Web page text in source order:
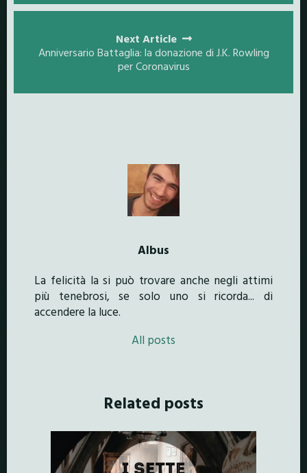
Next Article
Anniversario Battaglia: la donazione di J.K. Rowling
per Coronavirus
Albus
La felicità la si può trovare anche negli attimi
più tenebrosi, se solo uno si ricorda... di
accendere la luce.
All posts
Related posts